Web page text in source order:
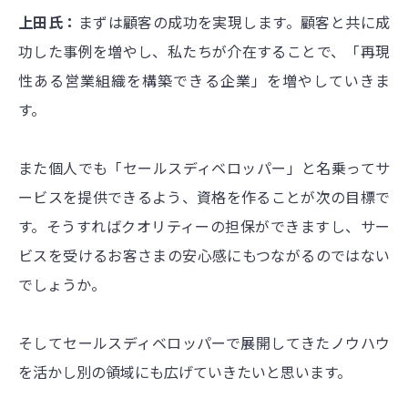
上田氏： まずは顧客の成功を実現します。顧客と共に成
功した事例を増やし、私たちが介在することで、「再現
性ある営業組織を構築できる企業」を増やしていきま
す。
また個人でも「セールスディベロッパー」と名乗ってサ
ービスを提供できるよう、資格を作ることが次の目標で
す。そうすればクオリティーの担保ができますし、サー
ビスを受けるお客さまの安心感にもつながるのではない
でしょうか。
そしてセールスディベロッパーで展開してきたノウハウ
を活かし別の領域にも広げていきたいと思います。